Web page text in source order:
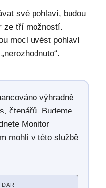
své pohlaví, budou
ze tří možností.
moci uvést pohlaví
výhradně
čtenářů. Budeme
Monitor
mohli v této službě
DAR